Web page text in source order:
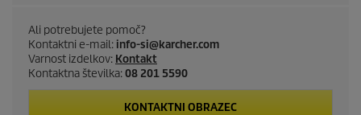
Ali potrebujete pomoč?
Kontaktni e-mail: info-si@karcher.com
Varnost izdelkov: Kontakt
Kontaktna številka:08 201 5590
KONTAKTNI OBRAZEC